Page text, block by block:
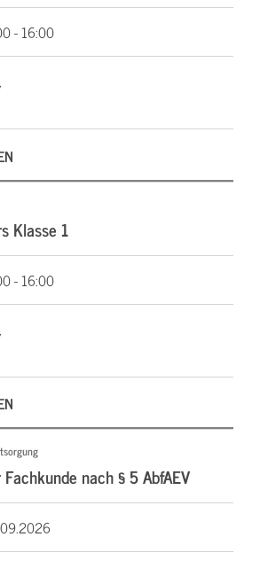
- 16:00
Klasse 1
- 16:00
nach § 5 AbfAEV